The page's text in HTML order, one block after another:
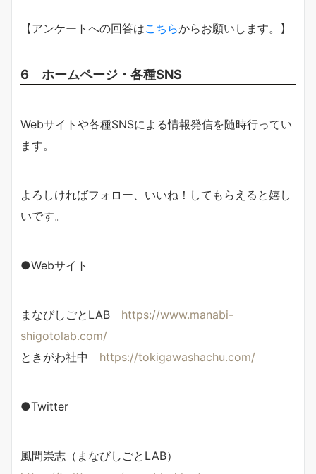
【アンケートへの回答はこちらからお願いします。】
6 ホームページ・各種SNS
Webサイトや各種SNSによる情報発信を随時行ってい
ます。
よろしければフォロー、いいね！してもらえると嬉し
いです。
●Webサイト
まなびしごとLAB https://www.manabi-
shigotolab.com/
ときがわ社中 https://tokigawashachu.com/
●Twitter
風間崇志（まなびしごとLAB）